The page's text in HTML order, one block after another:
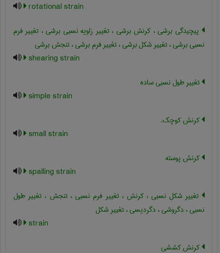
rotational strain
پیچیدگی برشی ، کرنش برشی ، تغییر زاویه نسبی برشی ، تغییر فرم
نسبی برشی ، تغییر شکل برشی ، تغییر فرم برشی ، تنجش برشی
shearing strain
تغییر طول نسبی ساده
simple strain
کرنش کوچک.
small strain
کرنش پوسته
spalling strain
تغییر شکل نسبی ، کرنش ، تغییر فرم نسبی ، تنجش ، تغییر طول
نسبی ، دگروشی ، دگردیسی ، تغییر شکل
strain
کرنش کششی